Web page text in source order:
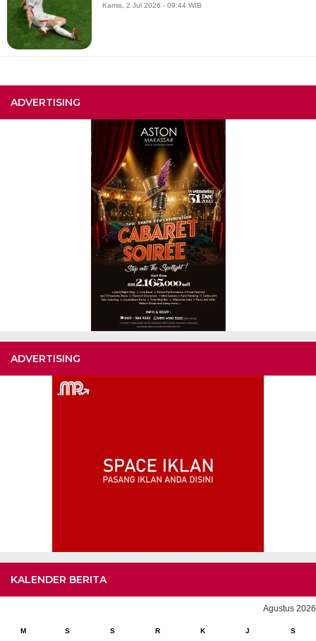
ADVERTISING
ADVERTISING
KALENDER BERITA
Agustus 2026
M S S R K J S
Kamis, 2 Jul 2026 - 09:44 WIB